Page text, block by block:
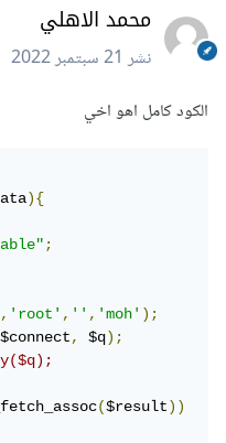
محمد الاهلي
نشر21 سبتمبر 2022
الكود كامل اهو اخي
){
;
,'root','','moh');
$connect, $q);
($result))